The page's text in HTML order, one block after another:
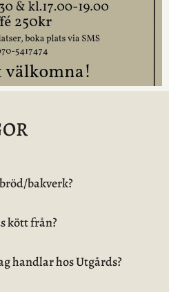
bakverk?
kött från?
handlar hos Utgårds?